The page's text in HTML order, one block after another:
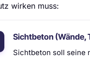
wirken muss:
Sichtbeton (Wände,
Sichtbeton soll seine